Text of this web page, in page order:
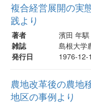
複合経営展開の実
践より
著者
濱田 年騏
雑誌
島根大学
発行日
1976-12-
農地改革後の農地
地区の事例より